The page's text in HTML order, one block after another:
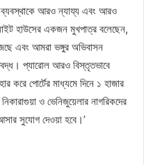
আরও ন্যায্য এবং আরও
হাউসের একজন মুখপাত্র বলেছেন,
এবং আমরা ভঙ্গুর অভিবাসন
প্যারোল আরও বিস্তৃতভাবে
করে পোর্টের মাধ্যমে দিনে ১ হাজার
ও ভেনিজুয়েলার নাগরিকদের
সুযোগ দেওয়া হবে।’